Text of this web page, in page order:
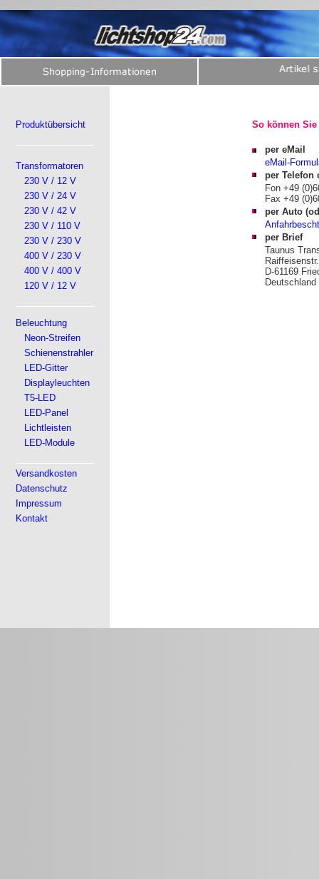
Produktübersicht
Transformatoren
230 V / 12 V
230 V / 24 V
230 V / 42 V
230 V / 110 V
230 V / 230 V
400 V / 230 V
400 V / 400 V
120 V / 12 V
Beleuchtung
Neon-Streifen
Schienenstrahler
LED-Gitter
Displayleuchten
T5-LED
LED-Panel
Lichtleisten
LED-Module
Versandkosten
Datenschutz
Impressum
Kontakt
So können
per eMail
eMail-
per Telefon
Fon +49
Fax +49
per Auto
per Brief
Taunus
D-61169
Deutschland